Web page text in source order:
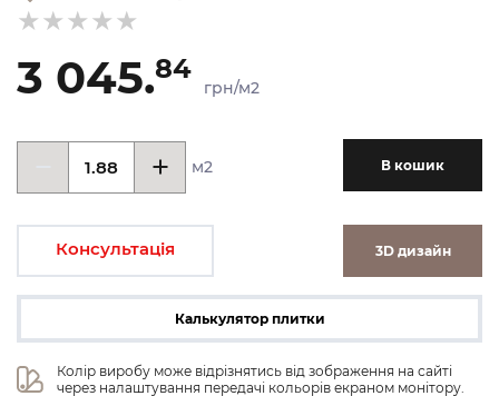
3 045.84
грн/м2
м2 В кошик
Консультація 3D дизайн
Калькулятор плитки
Колір виробу може відрізнятись від зображення на сайті
через налаштування передачі кольорів екраном монітору.